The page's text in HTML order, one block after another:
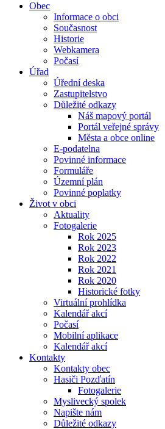
Obec
Informace o obci
Současnost
Historie
Webkamera
Počasí
Úřad
Úřední deska
Zastupitelstvo
Důležité odkazy
Náš mapový portál
Portál veřejné správy
Města a obce online
E-podatelna
Povinné informace
Formuláře
Územní plán
Povinné poplatky
Život v obci
Aktuality
Fotogalerie
Rok 2025
Rok 2023
Rok 2022
Rok 2021
Rok 2020
Historické fotky
Virtuální prohlídka
Kalendář akcí
Počasí
Mobilní aplikace
Kalendář akcí
Kontakty
Kontakty obec
Hasiči Pozďatín
Fotogalerie
Myslivecký spolek
Napište nám
Důležité odkazy